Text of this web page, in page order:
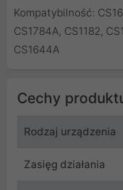
Kompatybilność:
CS1784A, CS1182,
CS1644A
Cechy
Rodzaj urządzenia
Zasięg działania